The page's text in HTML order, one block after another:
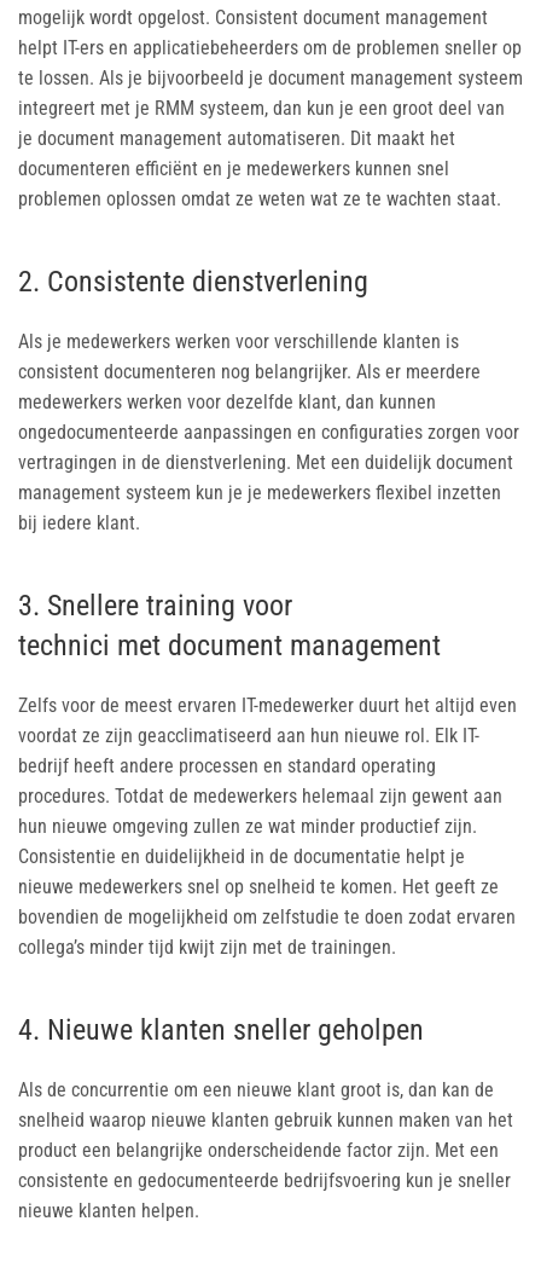
mogelijk wordt opgelost. Consistent document management
helpt IT-ers en applicatiebeheerders om de problemen sneller op
te lossen. Als je bijvoorbeeld je document management systeem
integreert met je RMM systeem, dan kun je een groot deel van
je document management automatiseren. Dit maakt het
documenteren efficiënt en je medewerkers kunnen snel
problemen oplossen omdat ze weten wat ze te wachten staat.
2. Consistente dienstverlening
Als je medewerkers werken voor verschillende klanten is
consistent documenteren nog belangrijker. Als er meerdere
medewerkers werken voor dezelfde klant, dan kunnen
ongedocumenteerde aanpassingen en configuraties zorgen voor
vertragingen in de dienstverlening. Met een duidelijk document
management systeem kun je je medewerkers flexibel inzetten
bij iedere klant.
3. Snellere training voor
technici met document management
Zelfs voor de meest ervaren IT-medewerker duurt het altijd even
voordat ze zijn geacclimatiseerd aan hun nieuwe rol. Elk IT-
bedrijf heeft andere processen en standard operating
procedures. Totdat de medewerkers helemaal zijn gewent aan
hun nieuwe omgeving zullen ze wat minder productief zijn.
Consistentie en duidelijkheid in de documentatie helpt je
nieuwe medewerkers snel op snelheid te komen. Het geeft ze
bovendien de mogelijkheid om zelfstudie te doen zodat ervaren
collega’s minder tijd kwijt zijn met de trainingen.
4. Nieuwe klanten sneller geholpen
Als de concurrentie om een nieuwe klant groot is, dan kan de
snelheid waarop nieuwe klanten gebruik kunnen maken van het
product een belangrijke onderscheidende factor zijn. Met een
consistente en gedocumenteerde bedrijfsvoering kun je sneller
nieuwe klanten helpen.